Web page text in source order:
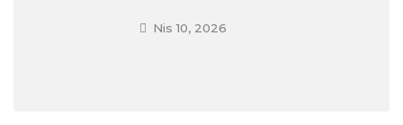
Nis 10, 2026